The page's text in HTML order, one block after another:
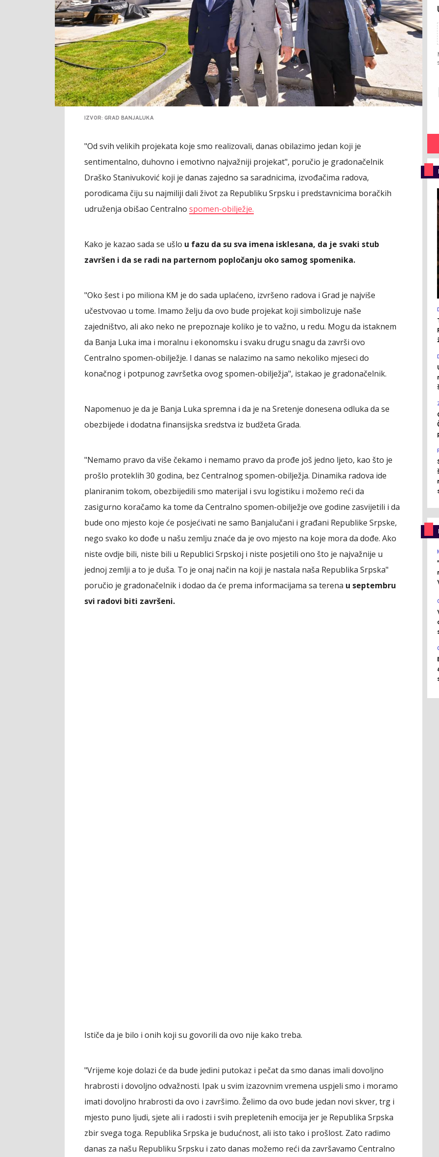
IZVOR: GRAD BANJALUKA
"Od svih velikih projekata koje smo realizovali, danas obilazimo jedan koji je
sentimentalno, duhovno i emotivno najvažniji projekat", poručio je gradonačelnik
Draško Stanivuković koji je danas zajedno sa saradnicima, izvođačima radova,
porodicama čiju su najmiliji dali život za Republiku Srpsku i predstavnicima boračkih
udruženja obišao Centralno spomen-obilježje.
Kako je kazao sada se ušlo u fazu da su sva imena isklesana, da je svaki stub
završen i da se radi na parternom popločanju oko samog spomenika.
"Oko šest i po miliona KM je do sada uplaćeno, izvršeno radova i Grad je najviše
učestvovao u tome. Imamo želju da ovo bude projekat koji simbolizuje naše
zajedništvo, ali ako neko ne prepoznaje koliko je to važno, u redu. Mogu da istaknem
da Banja Luka ima i moralnu i ekonomsku i svaku drugu snagu da završi ovo
Centralno spomen-obilježje. I danas se nalazimo na samo nekoliko mjeseci do
konačnog i potpunog završetka ovog spomen-obilježja", istakao je gradonačelnik.
Napomenuo je da je Banja Luka spremna i da je na Sretenje donesena odluka da se
obezbijede i dodatna finansijska sredstva iz budžeta Grada.
"Nemamo pravo da više čekamo i nemamo pravo da prođe još jedno ljeto, kao što je
prošlo proteklih 30 godina, bez Centralnog spomen-obilježja. Dinamika radova ide
planiranim tokom, obezbijedili smo materijal i svu logistiku i možemo reći da
zasigurno koračamo ka tome da Centralno spomen-obilježje ove godine zasvijetili i da
bude ono mjesto koje će posjećivati ne samo Banjalučani i građani Republike Srpske,
nego svako ko dođe u našu zemlju znaće da je ovo mjesto na koje mora da dođe. Ako
niste ovdje bili, niste bili u Republici Srpskoj i niste posjetili ono što je najvažnije u
jednoj zemlji a to je duša. To je onaj način na koji je nastala naša Republika Srpska"
poručio je gradonačelnik i dodao da će prema informacijama sa terena u septembru
svi radovi biti završeni.
Ističe da je bilo i onih koji su govorili da ovo nije kako treba.
"Vrijeme koje dolazi će da bude jedini putokaz i pečat da smo danas imali dovoljno
hrabrosti i dovoljno odvažnosti. Ipak u svim izazovnim vremena uspjeli smo i moramo
imati dovoljno hrabrosti da ovo i završimo. Želimo da ovo bude jedan novi skver, trg i
mjesto puno ljudi, sjete ali i radosti i svih prepletenih emocija jer je Republika Srpska
zbir svega toga. Republika Srpska je budućnost, ali isto tako i prošlost. Zato radimo
danas za našu Republiku Srpsku i zato danas možemo reći da završavamo Centralno